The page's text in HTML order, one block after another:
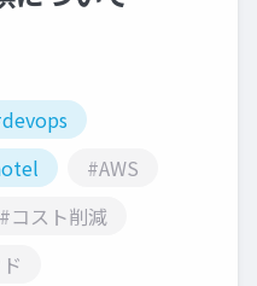
#AWS
#コスト削減